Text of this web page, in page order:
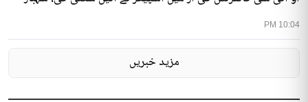
10:04 PM
مزید خبریں